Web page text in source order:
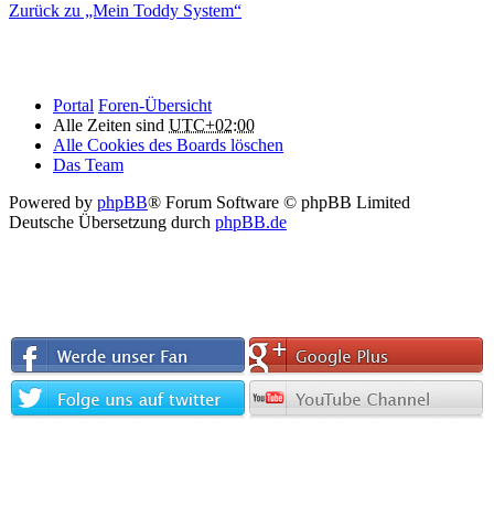
Zurück zu „Mein Toddy System“
Portal Foren-Übersicht
Alle Zeiten sind UTC+02:00
Alle Cookies des Boards löschen
Das Team
Powered by phpBB® Forum Software © phpBB Limited
Deutsche Übersetzung durch phpBB.de